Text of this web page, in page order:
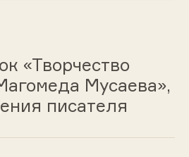
«Творчество
Мусаева»,
писателя